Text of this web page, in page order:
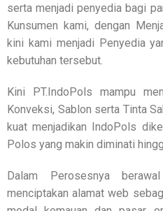
serta menjadi penyedia bagi
Kunsumen kami, dengan
kini kami menjadi Penyedia
kebutuhan tersebut.
Kini PT.IndoPols mampu
Konveksi, Sablon serta Tinta
kuat menjadikan IndoPols
Polos yang makin diminati
Dalam Perosesnya
menciptakan alamat web